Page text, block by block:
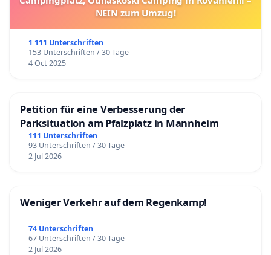
NEIN zum Umzug!
1 111 Unterschriften
153 Unterschriften / 30 Tage
4 Oct 2025
Petition für eine Verbesserung der
Parksituation am Pfalzplatz in Mannheim
111 Unterschriften
93 Unterschriften / 30 Tage
2 Jul 2026
Weniger Verkehr auf dem Regenkamp!
74 Unterschriften
67 Unterschriften / 30 Tage
2 Jul 2026